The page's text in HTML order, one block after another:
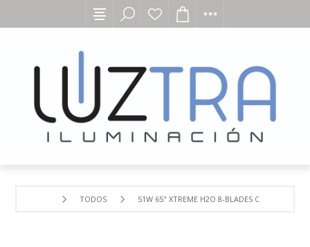
TODOS 51W 65" XTREME H2O 8-BLADES OIL RUBBED